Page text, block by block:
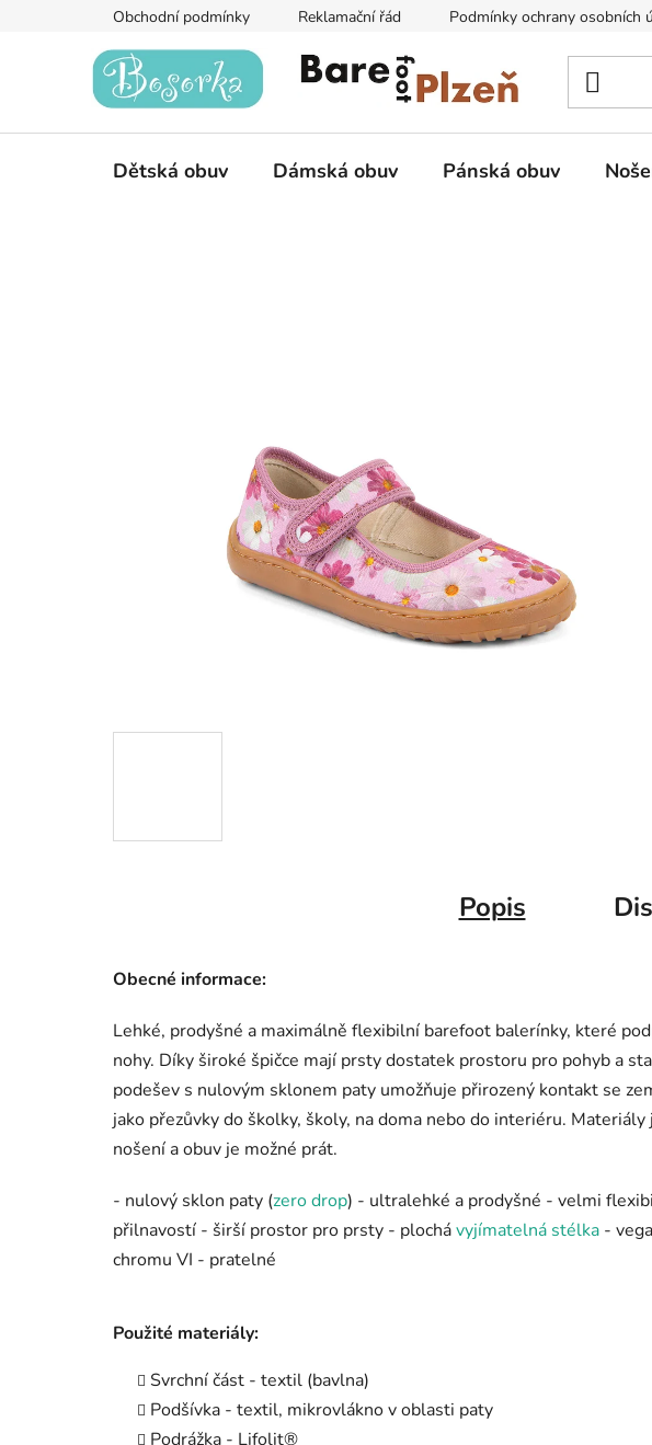
Obchodní podmínky Reklamační řád Podmínky ochrany osobních
Dětská obuv Dámská obuv Pánská obuv
Popis
Obecné informace:
Lehké, prodyšné a maximálně flexibilní barefoot balerínky, které
nohy. Díky široké špičce mají prsty dostatek prostoru pro pohyb a
podešev s nulovým sklonem paty umožňuje přirozený kontakt se
jako přezůvky do školky, školy, na doma nebo do interiéru.
nošení a obuv je možné prát.
- nulový sklon paty (zero drop) - ultralehké a prodyšné - velmi
přilnavostí - širší prostor pro prsty - plochávyjímatelná stélka -
chromu VI - pratelné
Použité materiály:
Svrchní část - textil (bavlna)
Podšívka - textil, mikrovlákno v oblasti paty
Podrážka - Lifolit®